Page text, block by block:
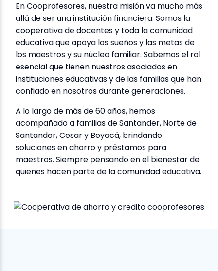
En Cooprofesores, nuestra misión va mucho más
allá de ser una institución financiera. Somos la
cooperativa de docentes y toda la comunidad
educativa que apoya los sueños y las metas de
los maestros y su núcleo familiar. Sabemos el rol
esencial que tienen nuestros asociados en
instituciones educativas y de las familias que han
confiado en nosotros durante generaciones.
A lo largo de más de 60 años, hemos
acompañado a familias de Santander, Norte de
Santander, Cesar y Boyacá, brindando
soluciones en ahorro y préstamos para
maestros. Siempre pensando en el bienestar de
quienes hacen parte de la comunidad educativa.